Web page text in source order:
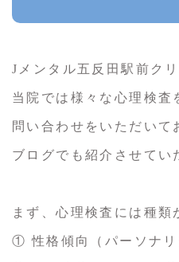
Jメンタル五反田駅前ク
当院では様々な心理検査
問い合わせをいただいて
ブログでも紹介させてい
まず、心理検査には種類
① 性格傾向（パーソナリ